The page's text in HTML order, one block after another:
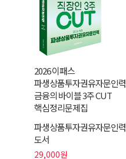
2026 이패스
파생상품투자권유자문인력
금융의 바이블 3주 CUT
핵심정리문제집
파생상품투자권유자문인력
도서
29,000원